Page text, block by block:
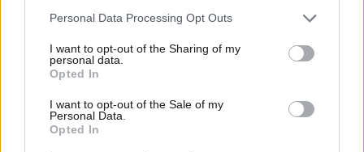
Please note that this website/app uses one or more Google
not limited to your visit or usage behaviour. You may click to
grant or deny consent to Google and its third-party tags to
use your data for below specified purposes in below Google
consent section.
Personal Data Processing Opt Outs
I want to opt-out of the Sharing of my
personal data.
Opted In
I want to opt-out of the Sale of my
Personal Data.
Opted In
Εριέττα Κούρκουλου – Τα 33α γενέθλια και τα
φιλιά με τον Βύρωνα Βασιλειάδη: «Καμία στιγμή